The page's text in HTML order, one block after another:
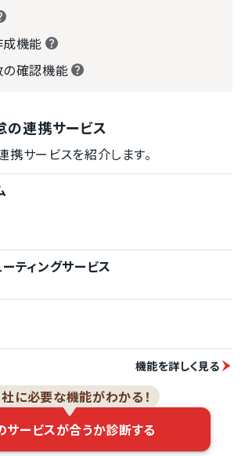
機能
確認機能
連携サービス
サービスを紹介します。
ティングサービス
機能を詳しく見る
に必要な機能がわかる！
サービスが合うか診断する